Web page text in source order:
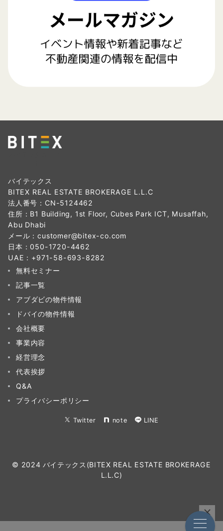
バイテックス
BITEX REAL ESTATE BROKERAGE L.L.C
法人番号：CN-5124462
住所：B1 Building, 1st Floor, Cubes Park ICT, Musaffah,
Abu Dhabi
メール：customer@bitex-co.com
日本： 050-1720-4462
UAE： +971-58-693-8282‬
無料セミナー
記事一覧
アブダビの物件情報
ドバイの物件情報
会社概要
事業内容
経営理念
代表挨拶
Q&A
プライバシーポリシー
Twitter note LINE
© 2024 バイテックス(BITEX REAL ESTATE BROKERAGE
L.L.C)